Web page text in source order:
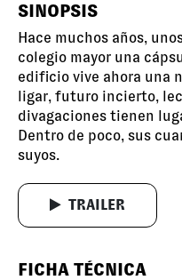
SINOPSIS
Hace muchos años,
colegio mayor una
edificio vive ahora una
ligar, futuro incierto,
divagaciones tienen
Dentro de poco, sus
suyos.
TRAILER
FICHA TÉCNICA